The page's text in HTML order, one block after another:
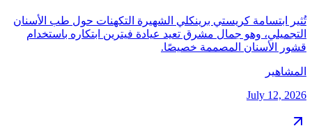
تُثير ابتسامة كريستي برينكلي الشهيرة التكهنات حول طب الأسنان
التجميلي، وهو جمال مشرق تعيد عيادة فيترين ابتكاره باستخدام
قشور الأسنان المصممة خصيصًا.
المشاهير
July 12, 2026